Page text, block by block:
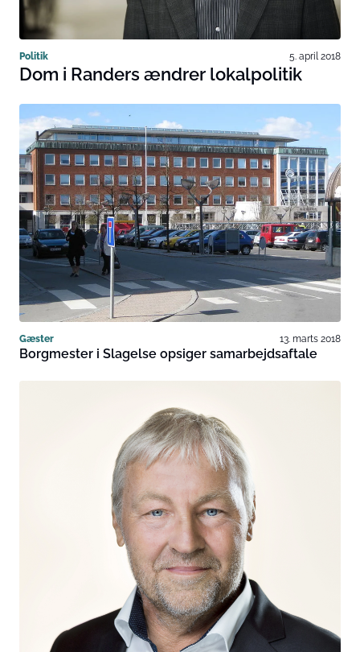
Politik 5. april 2018
Dom i Randers ændrer lokalpolitik
Gæster 13. marts 2018
Borgmester i Slagelse opsiger samarbejdsaftale